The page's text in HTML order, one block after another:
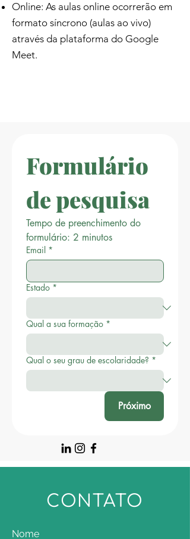
Online: As aulas online ocorrerão em
formato síncrono (aulas ao vivo)
através da plataforma do Google
Meet.
Formulário
de pesquisa
Tempo de preenchimento do
formulário: 2 minutos
Email *
Estado *
Qual a sua formação *
Qual o seu grau de escolaridade? *
Próximo
CONTATO
Nome